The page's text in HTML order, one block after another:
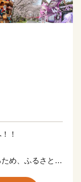
！
め、ふるさとの